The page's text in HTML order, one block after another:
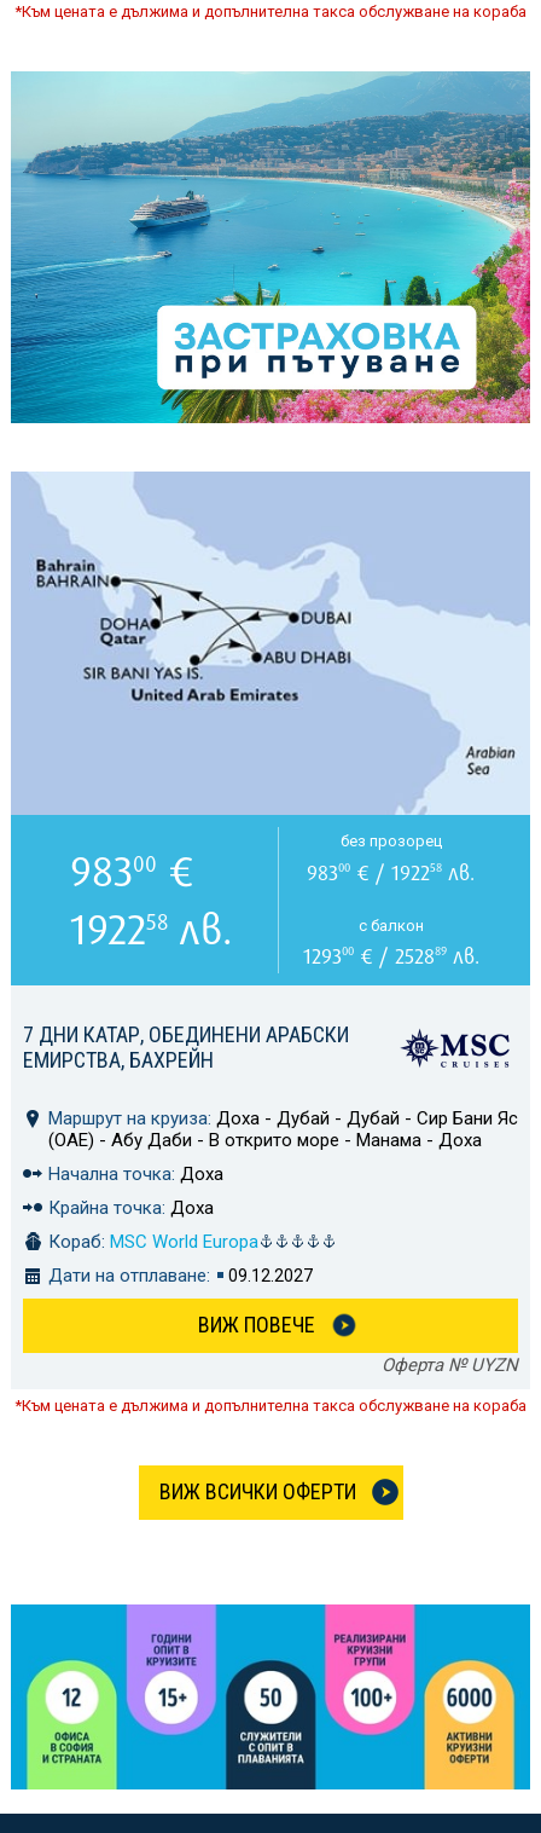
*Към цената е дължима и допълнителна такса обслужване на кораба
7 ДНИ КАТАР, ОБЕДИНЕНИ АРАБСКИ
ЕМИРСТВА, БАХРЕЙН
Маршрут на круиза: Доха - Дубай - Дубай - Сир Бани Яс
(ОАЕ) - Абу Даби - В открито море - Манама - Доха
Начална точка: Доха
Крайна точка: Доха
Кораб: MSC World Europa
Дати на отплаване:
09.12.2027
ВИЖ ПОВЕЧЕ
Оферта № UYZN
98300 €
192258лв.
без прозорец
98300 € / 192258 лв.
с балкон
129300€ / 252889лв.
*Към цената е дължима и допълнителна такса обслужване на кораба
ВИЖ ВСИЧКИ ОФЕРТИ